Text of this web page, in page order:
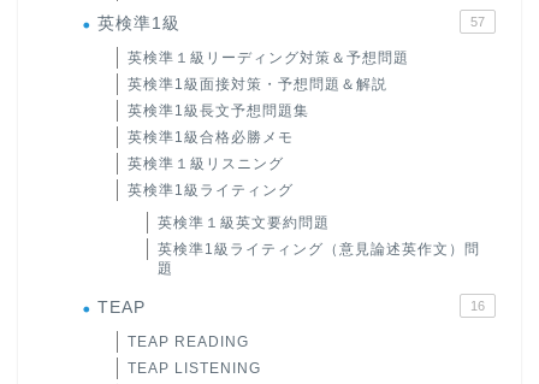
英検準1級 57
英検準１級リーディング対策＆予想問題
英検準1級面接対策・予想問題＆解説
英検準1級長文予想問題集
英検準1級合格必勝メモ
英検準１級リスニング
英検準1級ライティング
英検準１級英文要約問題
英検準1級ライティング（意見論述英作文）問
題
TEAP 16
TEAP READING
TEAP LISTENING